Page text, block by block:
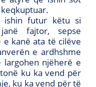
ishin futur këtu si
fajtor, sepse
kanë ata të cilëve
e ardhshme
largohen njëherë e
ku ka vend për
ku ka vend për të